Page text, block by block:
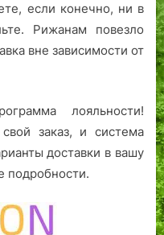
если конечно, ни в
Рижанам повезло
вне зависимости от
лояльности!
заказ, и система
доставки в вашу
подробности.